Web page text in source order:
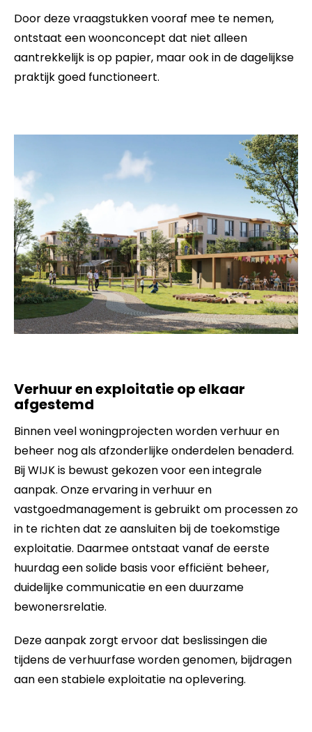
Door deze vraagstukken vooraf mee te nemen,
ontstaat een woonconcept dat niet alleen
aantrekkelijk is op papier, maar ook in de dagelijkse
praktijk goed functioneert.
Verhuur en exploitatie op elkaar
afgestemd
Binnen veel woningprojecten worden verhuur en
beheer nog als afzonderlijke onderdelen benaderd.
Bij WIJK is bewust gekozen voor een integrale
aanpak. Onze ervaring in verhuur en
vastgoedmanagement is gebruikt om processen zo
in te richten dat ze aansluiten bij de toekomstige
exploitatie. Daarmee ontstaat vanaf de eerste
huurdag een solide basis voor efficiënt beheer,
duidelijke communicatie en een duurzame
bewonersrelatie.
Deze aanpak zorgt ervoor dat beslissingen die
tijdens de verhuurfase worden genomen, bijdragen
aan een stabiele exploitatie na oplevering.